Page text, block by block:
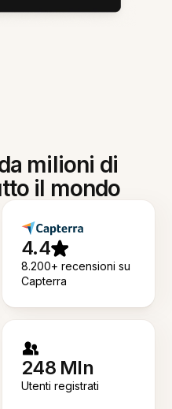
milioni di
il mondo
4.4
8.200+ recensioni su
Capterra
248 Mln
Utenti registrati